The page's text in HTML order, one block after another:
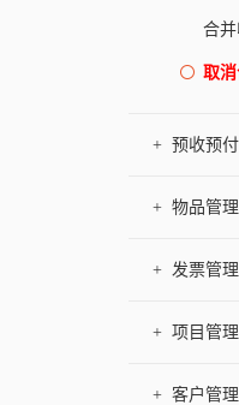
合
取
+ 预收预付
+ 物品管理
+ 发票管理
+ 项目管理
+ 客户管理